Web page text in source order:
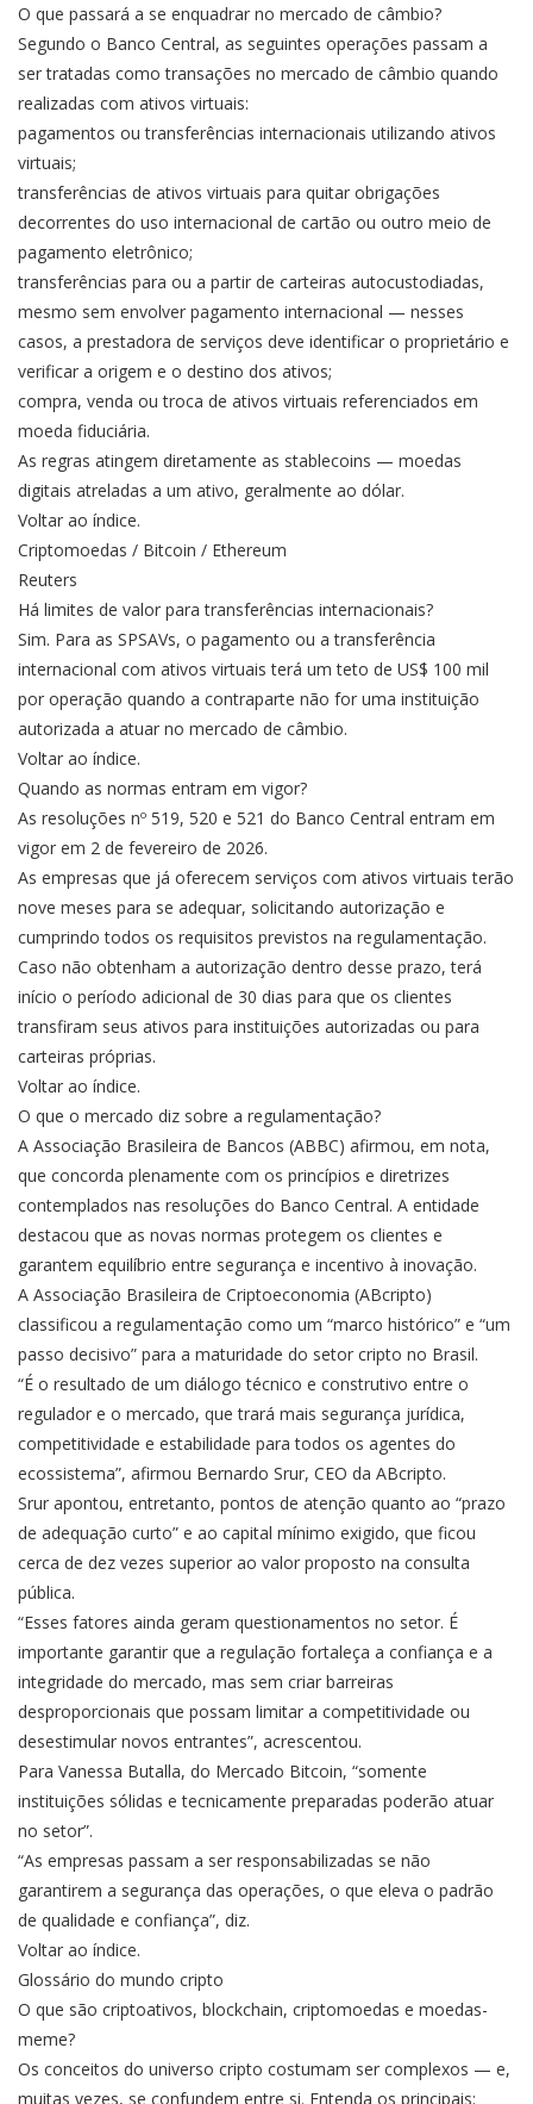
O que passará a se enquadrar no mercado de câmbio?
Segundo o Banco Central, as seguintes operações passam a
ser tratadas como transações no mercado de câmbio quando
realizadas com ativos virtuais:
pagamentos ou transferências internacionais utilizando ativos
virtuais;
transferências de ativos virtuais para quitar obrigações
decorrentes do uso internacional de cartão ou outro meio de
pagamento eletrônico;
transferências para ou a partir de carteiras autocustodiadas,
mesmo sem envolver pagamento internacional — nesses
casos, a prestadora de serviços deve identificar o proprietário e
verificar a origem e o destino dos ativos;
compra, venda ou troca de ativos virtuais referenciados em
moeda fiduciária.
As regras atingem diretamente as stablecoins — moedas
digitais atreladas a um ativo, geralmente ao dólar.
Voltar ao índice.
Criptomoedas / Bitcoin / Ethereum
Reuters
Há limites de valor para transferências internacionais?
Sim. Para as SPSAVs, o pagamento ou a transferência
internacional com ativos virtuais terá um teto de US$ 100 mil
por operação quando a contraparte não for uma instituição
autorizada a atuar no mercado de câmbio.
Voltar ao índice.
Quando as normas entram em vigor?
As resoluções nº 519, 520 e 521 do Banco Central entram em
vigor em 2 de fevereiro de 2026.
As empresas que já oferecem serviços com ativos virtuais terão
nove meses para se adequar, solicitando autorização e
cumprindo todos os requisitos previstos na regulamentação.
Caso não obtenham a autorização dentro desse prazo, terá
início o período adicional de 30 dias para que os clientes
transfiram seus ativos para instituições autorizadas ou para
carteiras próprias.
Voltar ao índice.
O que o mercado diz sobre a regulamentação?
A Associação Brasileira de Bancos (ABBC) afirmou, em nota,
que concorda plenamente com os princípios e diretrizes
contemplados nas resoluções do Banco Central. A entidade
destacou que as novas normas protegem os clientes e
garantem equilíbrio entre segurança e incentivo à inovação.
A Associação Brasileira de Criptoeconomia (ABcripto)
classificou a regulamentação como um “marco histórico” e “um
passo decisivo” para a maturidade do setor cripto no Brasil.
“É o resultado de um diálogo técnico e construtivo entre o
regulador e o mercado, que trará mais segurança jurídica,
competitividade e estabilidade para todos os agentes do
ecossistema”, afirmou Bernardo Srur, CEO da ABcripto.
Srur apontou, entretanto, pontos de atenção quanto ao “prazo
de adequação curto” e ao capital mínimo exigido, que ficou
cerca de dez vezes superior ao valor proposto na consulta
pública.
“Esses fatores ainda geram questionamentos no setor. É
importante garantir que a regulação fortaleça a confiança e a
integridade do mercado, mas sem criar barreiras
desproporcionais que possam limitar a competitividade ou
desestimular novos entrantes”, acrescentou.
Para Vanessa Butalla, do Mercado Bitcoin, “somente
instituições sólidas e tecnicamente preparadas poderão atuar
no setor”.
“As empresas passam a ser responsabilizadas se não
garantirem a segurança das operações, o que eleva o padrão
de qualidade e confiança”, diz.
Voltar ao índice.
Glossário do mundo cripto
O que são criptoativos, blockchain, criptomoedas e moedas-
meme?
Os conceitos do universo cripto costumam ser complexos — e,
muitas vezes, se confundem entre si. Entenda os principais: